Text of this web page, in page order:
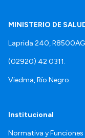
MINISTERIO DE
Laprida 240,
(02920) 42 0311.
Viedma, Río Negro.
Institucional
Normativa y Funciones